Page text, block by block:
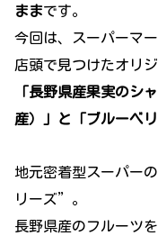
ままです。
今回は、スーパーマ
店頭で見つけたオリジ
「長野県産果実のシ
産）」と「ブルーベリ
地元密着型スーパー
リーズ”。
長野県産のフルーツ